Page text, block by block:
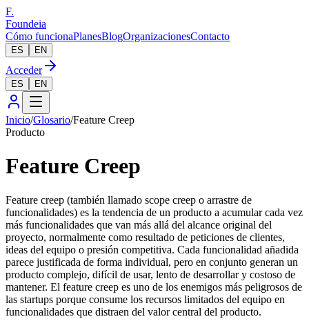
F.
Foundeia
Cómo funcionaPlanesBlogOrganizacionesContacto
ES EN
Acceder
ES EN
Inicio/Glosario/Feature Creep
Producto
Feature Creep
Feature creep (también llamado scope creep o arrastre de
funcionalidades) es la tendencia de un producto a acumular cada vez
más funcionalidades que van más allá del alcance original del
proyecto, normalmente como resultado de peticiones de clientes,
ideas del equipo o presión competitiva. Cada funcionalidad añadida
parece justificada de forma individual, pero en conjunto generan un
producto complejo, difícil de usar, lento de desarrollar y costoso de
mantener. El feature creep es uno de los enemigos más peligrosos de
las startups porque consume los recursos limitados del equipo en
funcionalidades que distraen del valor central del producto.